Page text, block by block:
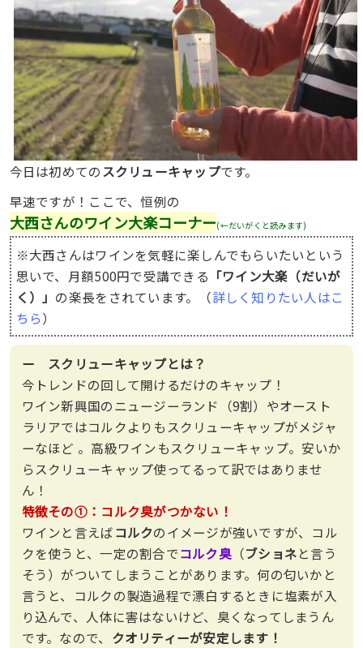
今日は初めてのスクリューキャップです。
早速ですが！ここで、恒例の
大西さんのワイン大楽コーナー(←だいがくと読みます)
※大西さんはワインを気軽に楽しんでもらいたいという
思いで、月額500円で受講できる 「ワイン大楽（だいが
く）」 の楽長をされています。（詳しく知りたい人はこ
ちら）
ー スクリューキャップとは？
今トレンドの回して開けるだけのキャップ！
ワイン新興国のニュージーランド（9割）やオースト
ラリアではコルクよりもスクリューキャップがメジャ
ーなほど 。高級ワインもスクリューキャップ。安いか
らスクリューキャップ使ってるって訳ではありませ
ん！
特徴その①：コルク臭がつかない！
ワインと言えばコルクのイメージが強いですが、コル
クを使うと、一定の割合でコルク臭（ブショネと言う
そう）がついてしまうことがあります。何の匂いかと
言うと、コルクの製造過程で漂白するときに塩素が入
り込んで、人体に害はないけど、臭くなってしまうん
です。なので、 クオリティーが安定します！